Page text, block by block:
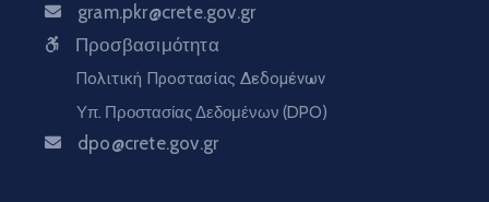
gram.pkr@crete.gov.gr
Προσβασιμότητα
Πολιτική Προστασίας Δεδομένων
Υπ. Προστασίας Δεδομένων (DPO)
dpo@crete.gov.gr